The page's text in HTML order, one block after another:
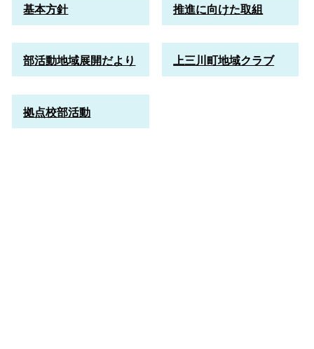
基本方針 推進に向けた取組
部活動地域展開だより 上三川町地域クラブ
拠点校部活動